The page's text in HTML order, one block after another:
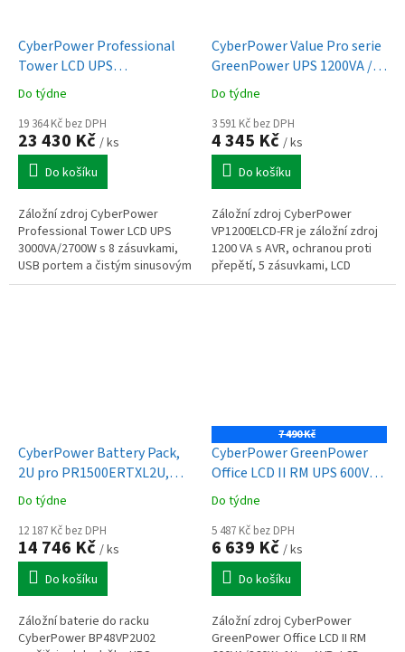
CyberPower Professional
Tower LCD UPS
3000VA/2700W
Do týdne
19 364 Kč bez DPH
23 430 Kč / ks
Do košíku
Záložní zdroj CyberPower
Professional Tower LCD UPS
3000VA/2700W s 8 zásuvkami,
USB portem a čistým sinusovým
výstupem pro ochranu citlivých
CyberPower Value Pro serie
GreenPower UPS 1200VA /
720W, české zásuvky
Do týdne
3 591 Kč bez DPH
4 345 Kč / ks
Do košíku
Záložní zdroj CyberPower
VP1200ELCD-FR je záložní zdroj
1200 VA s AVR, ochranou proti
přepětí, 5 zásuvkami, LCD
displejem a softwarem
CyberPower Battery Pack,
2U pro PR1500ERTXL2U,
PR2200ERTXL2U,
PR3000ERTXL2U
Do týdne
12 187 Kč bez DPH
14 746 Kč / ks
Do košíku
Záložní baterie do racku
CyberPower BP48VP2U02
7 490 Kč
CyberPower GreenPower
Office LCD II RM UPS 600VA /
360W, 1U
Do týdne
5 487 Kč bez DPH
6 639 Kč / ks
Do košíku
Záložní zdroj CyberPower
GreenPower Office LCD II RM